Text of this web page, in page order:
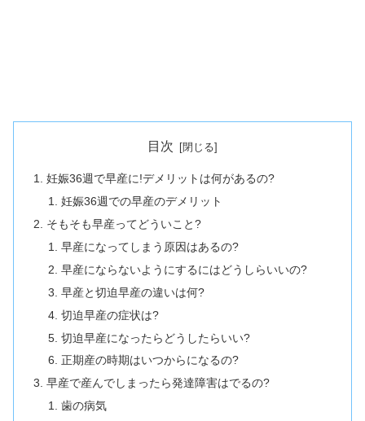
目次
妊娠36週で早産に!デメリットは何があるの?
妊娠36週での早産のデメリット
そもそも早産ってどういこと?
早産になってしまう原因はあるの?
早産にならないようにするにはどうしらいいの?
早産と切迫早産の違いは何?
切迫早産の症状は?
切迫早産になったらどうしたらいい?
正期産の時期はいつからになるの?
早産で産んでしまったら発達障害はでるの?
歯の病気